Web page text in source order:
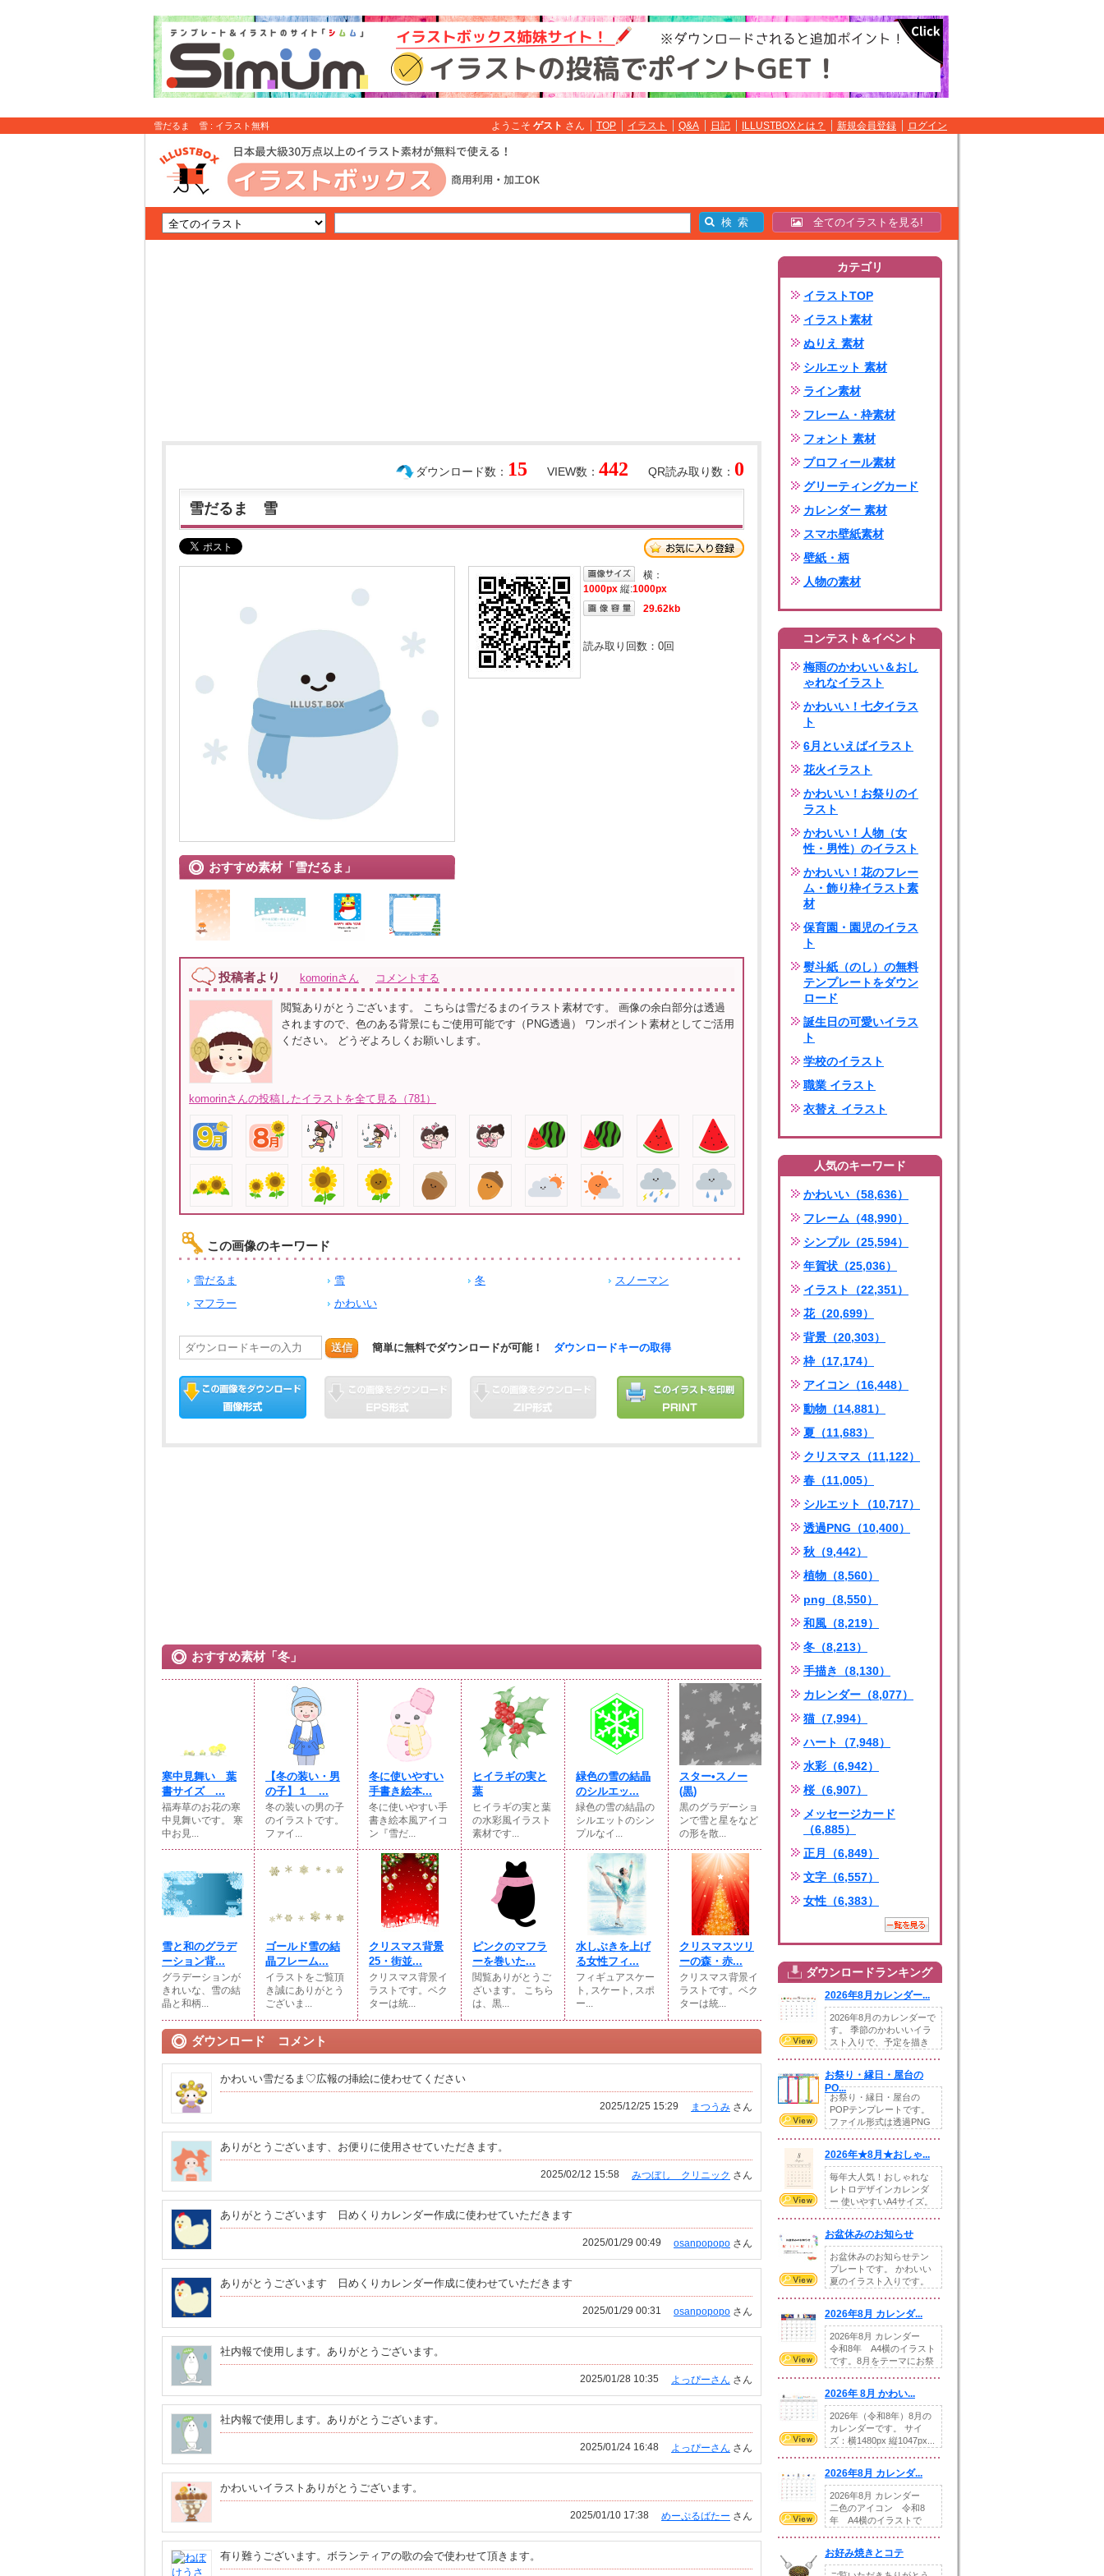
雪だるま 雪 : イラスト無料 ようこそ ゲスト さん TOP イラスト Q&A 日記 ILLUSTBOXとは？ 新規会員登録 ログイン
全てのイラストを見る!
QR読み取り数： 0
VIEW数： 442
ダウンロード数： 15
雪だるま 雪
おすすめ素材「雪だるま」
横：
1000px 縦:1000px
29.62kb
読み取り回数： 0回
投稿者より komorinさん コメントする
閲覧ありがとうございます。 こちらは雪だるまのイラスト素材です。 画像の余白部分は透過
されますので、色のある背景にもご使用可能です（PNG透過） ワンポイント素材としてご活用
ください。 どうぞよろしくお願いします。
komorinさんの投稿したイラストを全て見る（781）
この画像のキーワード
雪だるま 雪 冬
スノーマン
マフラー
かわいい
送信 簡単に無料でダウンロードが可能！ ダウンロードキーの取得
おすすめ素材「冬」
寒中見舞い 葉
書サイズ ...
福寿草のお花の寒
中見舞いです。 寒
中お見...
【冬の装い・男
の子】１ ...
冬の装いの男の子
のイラストです。
ファイ...
冬に使いやすい
手書き絵本...
冬に使いやすい手
書き絵本風アイコ
ン『雪だ...
ヒイラギの実と
葉
ヒイラギの実と葉
の水彩風イラスト
素材です...
緑色の雪の結晶
のシルエッ...
緑色の雪の結晶の
シルエットのシン
プルなイ...
スター•スノー
(⁠黒)
黒のグラデーショ
ンで雪と星をなど
の形を散...
雪と和のグラデ
ーション背...
グラデーションが
きれいな、雪の結
晶と和柄...
ゴールド雪の結
晶フレーム...
イラストをご覧頂
き誠にありがとう
ございま...
クリスマス背景
25・街並...
クリスマス背景イ
ラストです。ベク
ターは統...
ピンクのマフラ
ーを巻いた...
閲覧ありがとうご
ざいます。 こちら
は、黒...
水しぶきを上げ
る女性フィ...
フィギュアスケー
ト, スケート, スポ
ー...
クリスマスツリ
ーの森・赤...
クリスマス背景イ
ラストです。ベク
ターは統...
ダウンロード コメント
かわいい雪だるま♡広報の挿絵に使わせてください
まつうみ さん
2025/12/25 15:29
ありがとうございます、お便りに使用させていただきます。
みつぼし クリニック さん
2025/02/12 15:58
ありがとうございます 日めくりカレンダー作成に使わせていただきます
osanpopopo さん
2025/01/29 00:49
ありがとうございます 日めくりカレンダー作成に使わせていただきます
osanpopopo さん
2025/01/29 00:31
社内報で使用します。ありがとうございます。
よっぴーさん さん
2025/01/28 10:35
社内報で使用します。ありがとうございます。
よっぴーさん さん
2025/01/24 16:48
かわいいイラストありがとうございます。
めーぷるばたー さん
2025/01/10 17:38
有り難うございます。ボランティアの歌の会で使わせて頂きます。
カテゴリ
イラストTOP
イラスト素材
ぬりえ 素材
シルエット 素材
ライン素材
フレーム・枠素材
フォント 素材
プロフィール素材
グリーティングカード
カレンダー 素材
スマホ壁紙素材
壁紙・柄
人物の素材
コンテスト＆イベント
梅雨のかわいい＆おし
ゃれなイラスト
かわいい！七夕イラス
ト
6月といえばイラスト
花火イラスト
かわいい！お祭りのイ
ラスト
かわいい！人物（女
性・男性）のイラスト
かわいい！花のフレー
ム・飾り枠イラスト素
材
保育園・園児のイラス
ト
熨斗紙（のし）の無料
テンプレートをダウン
ロード
誕生日の可愛いイラス
ト
学校のイラスト
職業 イラスト
衣替え イラスト
人気のキーワード
かわいい（58,636）
フレーム（48,990）
シンプル（25,594）
年賀状（25,036）
イラスト（22,351）
花（20,699）
背景（20,303）
枠（17,174）
アイコン（16,448）
動物（14,881）
夏（11,683）
クリスマス（11,122）
春（11,005）
シルエット（10,717）
透過PNG（10,400）
秋（9,442）
植物（8,560）
png（8,550）
和風（8,219）
冬（8,213）
手描き（8,130）
カレンダー（8,077）
猫（7,994）
ハート（7,948）
水彩（6,942）
桜（6,907）
メッセージカード
（6,885）
正月（6,849）
文字（6,557）
女性（6,383）
ダウンロードランキング
2026年8月カレンダー...
2026年8月のカレンダーで
す。 季節のかわいいイラ
スト入りで、予定を描き
お祭り・縁日・屋台の
PO...
お祭り・縁日・屋台の
POPテンプレートです。
ファイル形式は透過PNG
2026年★8月★おしゃ...
毎年大人気！おしゃれな
レトロデザインカレンダ
ー 使いやすいA4サイズ。
お盆休みのお知らせ
お盆休みのお知らせテン
プレートです。 かわいい
夏のイラスト入りです。
2026年8月 カレンダ...
2026年8月 カレンダー
令和8年 A4横のイラスト
です。8月をテーマにお祭
2026年 8月 かわい...
2026年（令和8年）8月の
カレンダーです。 サイ
ズ：横1480px 縦1047px...
2026年8月 カレンダ...
2026年8月 カレンダー
二色のアイコン 令和8
年 A4横のイラストで
お好み焼きとコテ